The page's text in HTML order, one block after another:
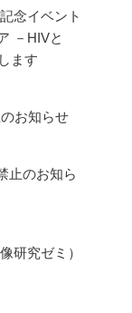
念イベント
－HIVと
ます
お知らせ
止のお知ら
研究ゼミ）